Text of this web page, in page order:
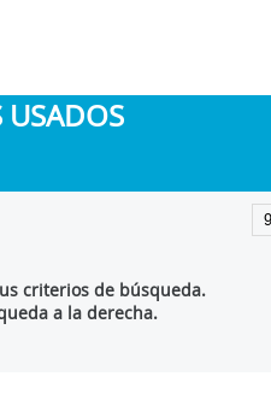
USADOS
criterios de búsqueda.
a la derecha.